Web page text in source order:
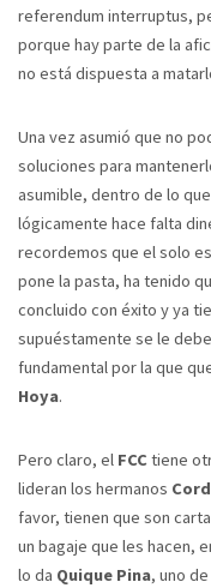
referendum interruptus,
porque hay parte de la
no está dispuesta a
Una vez asumió que no
soluciones para
asumible, dentro de lo
lógicamente hace falta
recordemos que el solo
pone la pasta, ha tenido
concluido con éxito y ya
supuéstamente se le
fundamental por la que
Hoya.
Pero claro, el FCCtiene
lideran los hermanos
favor, tienen que son
un bagaje que les hacen,
lo da Quique Pina, uno